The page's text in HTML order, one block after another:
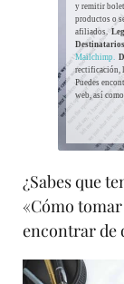
y remitir
productos o
afiliados.
Mailchimp.
rectificación,
Puedes
web, así
¿Sabes que
«Cómo
encontrar de